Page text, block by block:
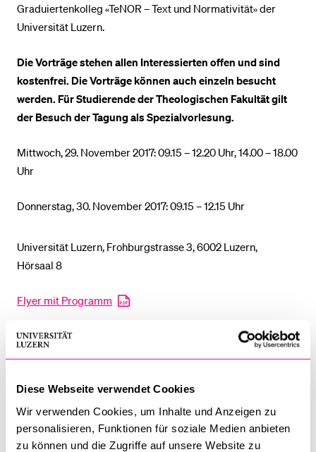
Diese Webseite verwendet Cookies
Wir verwenden Cookies, um Inhalte und Anzeigen zu
personalisieren, Funktionen für soziale Medien anbieten
zu können und die Zugriffe auf unsere Website zu
Graduiertenkolleg «TeNOR – Text und Normativität» der
Universität Luzern.
Die Vorträge stehen allen Interessierten offen und sind
kostenfrei. Die Vorträge können auch einzeln besucht
werden. Für Studierende der Theologischen Fakultät gilt
der Besuch der Tagung als Spezialvorlesung.
Mittwoch, 29. November 2017: 09.15 – 12.20 Uhr, 14.00 – 18.00
Uhr
Donnerstag, 30. November 2017: 09.15 – 12.15 Uhr
Universität Luzern, Frohburgstrasse 3, 6002 Luzern,
Hörsaal 8
Flyer mit Programm
La Suisse-Website